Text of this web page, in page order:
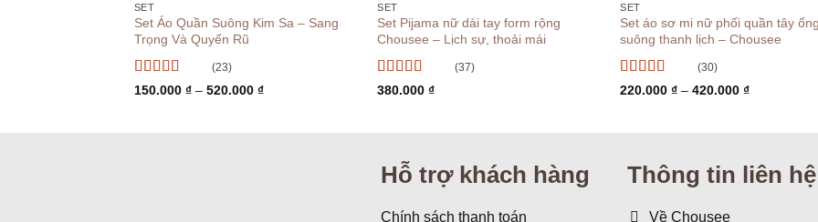
SET
Set Áo Quần Suông Kim Sa – Sang
Trọng Và Quyến Rũ
Được xếp
(23)
150.000 ₫ – 520.000 ₫Khoảng
SET
Set Pijama nữ dài tay form rộng
Chousee – Lịch sự, thoải mái
Được xếp
(37)
380.000₫
SET
Set áo sơ mi nữ phối quần tây ống
suông thanh lịch – Chousee
Được xếp
(30)
220.000₫ – 420.000₫Khoảng
Hỗ trợ khách hàng
Chính sách thanh toán
Thông tin liên hệ
Về Chousee